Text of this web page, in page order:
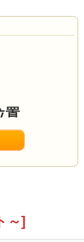
置
たつ
？
～]